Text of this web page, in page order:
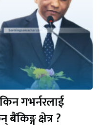
गभर्नरलाई
क्षेत्र ?